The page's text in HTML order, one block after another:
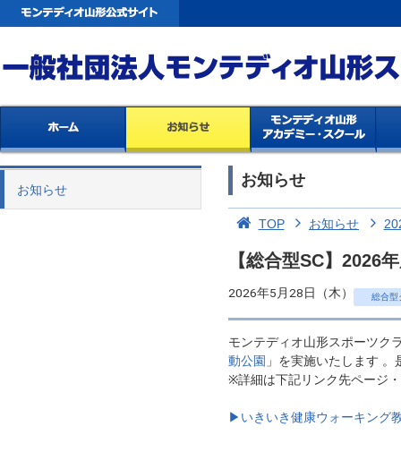
お知らせ
お知らせ
TOP お知らせ
【総合型SC】2026
2026年5月28日（木） 総合型
モンテディオ山形スポーツク
動公園 」を実施いたします
※詳細は下記リンク先ページ
▶いきいき健康ウォーキング